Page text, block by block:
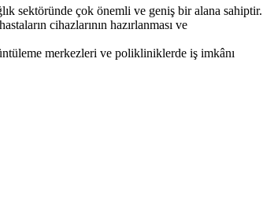
sektöründe çok önemli ve geniş bir alana sahiptir.
cihazlarının hazırlanması ve
merkezleri ve polikliniklerde iş imkânı